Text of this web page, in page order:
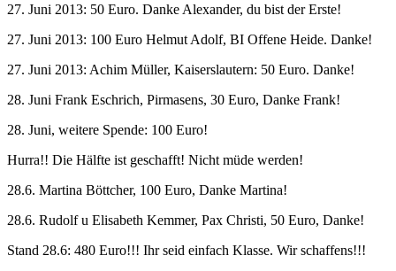
27. Juni 2013: 50 Euro. Danke Alexander, du bist der Erste!
27. Juni 2013: 100 Euro Helmut Adolf, BI Offene Heide. Danke!
27. Juni 2013: Achim Müller, Kaiserslautern: 50 Euro. Danke!
28. Juni Frank Eschrich, Pirmasens, 30 Euro, Danke Frank!
28. Juni, weitere Spende: 100 Euro!
Hurra!! Die Hälfte ist geschafft! Nicht müde werden!
28.6. Martina Böttcher, 100 Euro, Danke Martina!
28.6. Rudolf u Elisabeth Kemmer, Pax Christi, 50 Euro, Danke!
Stand 28.6: 480 Euro!!! Ihr seid einfach Klasse. Wir schaffens!!!